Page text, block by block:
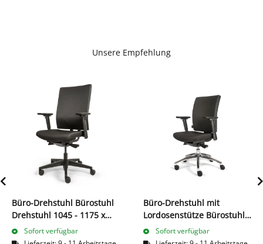
Unsere Empfehlung
Büro-Drehstuhl Bürostuhl
Drehstuhl 1045 - 1175 x
470 x 420 mm Schwarz
210420
Sofort verfügbar
Büro-Drehstuhl mit
Lordosenstütze Bürostuhl
990-1135 x 485 x 440 mm
Schwarz 210380
Sofort verfügbar